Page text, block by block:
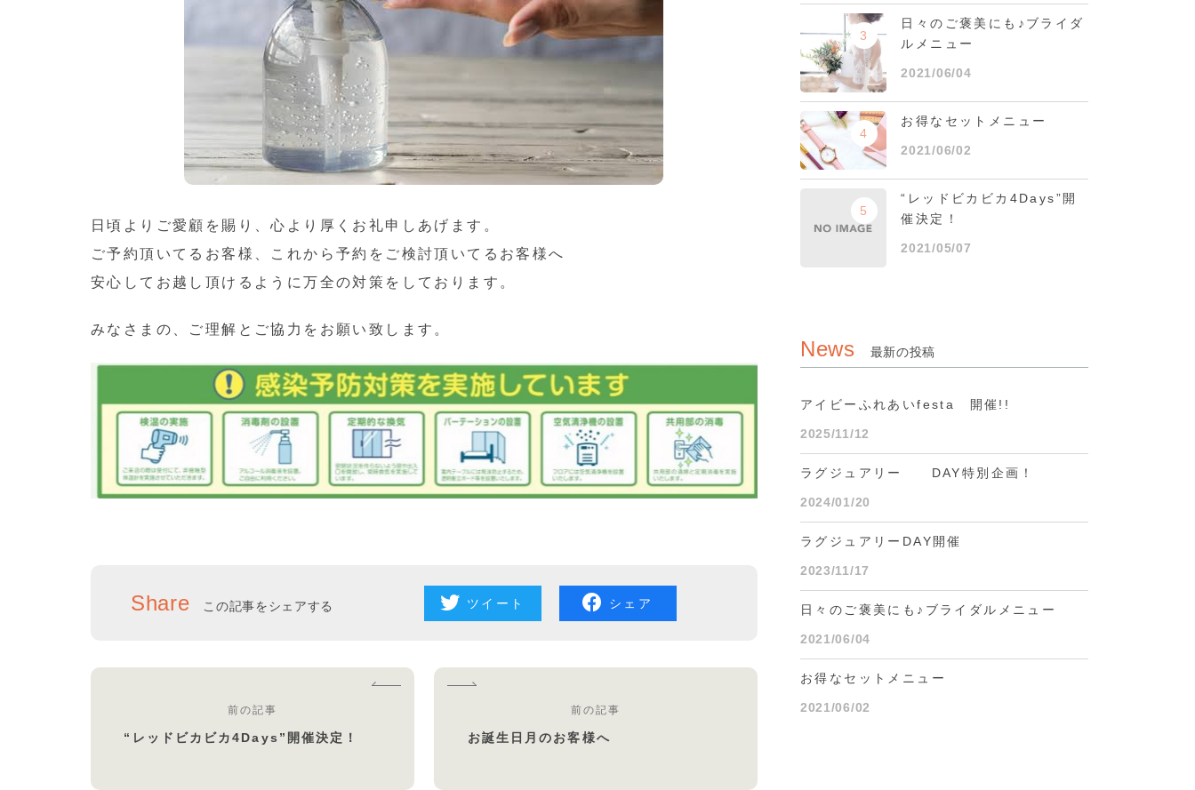
日頃よりご愛顧を賜り、心より厚くお礼申しあげます。
ご予約頂いてるお客様、これから予約をご検討頂いてるお客様へ
安心してお越し頂けるように万全の対策をしております。
みなさまの、ご理解とご協力をお願い致します。
Share この記事をシェアする ツイート シェア
前の記事
“レッドビカビカ4Days”開催決定！
前の記事
お誕生日月のお客様へ
3
日々のご褒美にも♪ブライダ
ルメニュー
2021/06/04
4
お得なセットメニュー
2021/06/02
5
“レッドビカビカ4Days”開
催決定！
2021/05/07
News 最新の投稿
アイビーふれあいfesta 開催!!
2025/11/12
ラグジュアリー DAY特別企画！
2024/01/20
ラグジュアリーDAY開催
2023/11/17
日々のご褒美にも♪ブライダルメニュー
2021/06/04
お得なセットメニュー
2021/06/02